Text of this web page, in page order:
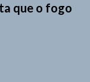
que o fogo